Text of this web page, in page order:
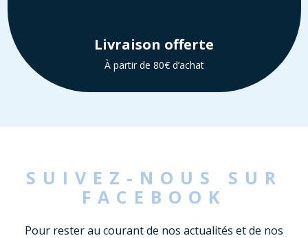
Livraison offerte
À partir de 80€ d’achat
SUIVEZ-NOUS SUR
FACEBOOK
Pour rester au courant de nos actualités et de nos